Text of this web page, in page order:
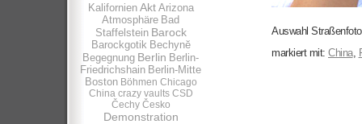
Kalifornien Akt Arizona
Atmosphäre Bad
Staffelstein Barock
Barockgotik Bechynĕ
Begegnung Berlin Berlin-
Friedrichshain Berlin-Mitte
Boston Böhmen Chicago
China crazy vaults CSD
Čechy Česko
Demonstration
Auswahl
markiert mit: China,